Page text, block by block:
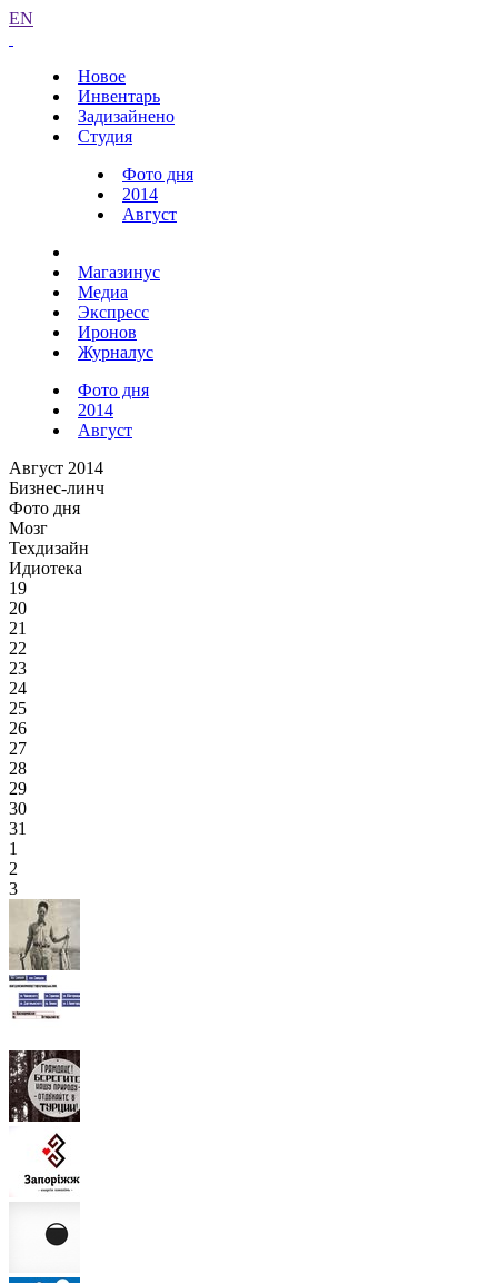
EN
Новое
Инвентарь
Задизайнено
Студия
Фото дня
2014
Август
Магазинус
Медиа
Экспресс
Иронов
Журналус
Фото дня
2014
Август
Август 2014
Бизнес-линч
Фото дня
Мозг
Техдизайн
Идиотека
19
20
21
22
23
24
25
26
27
28
29
30
31
1
2
3